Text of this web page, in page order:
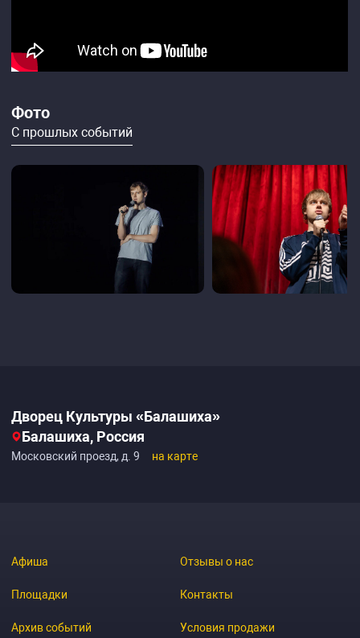
Фото
С прошлых событий
Дворец Культуры «Балашиха»
Балашиха, Россия
Московский проезд, д. 9 на карте
Афиша
Площадки
Архив событий
Отзывы о нас
Контакты
Условия продажи